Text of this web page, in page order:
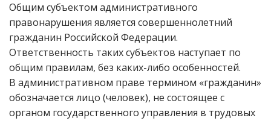
Общим субъектом административного
правонарушения является совершеннолетний
гражданин Российской Федерации.
Ответственность таких субъектов наступает по
общим правилам, без каких-либо особенностей.
В административном праве термином «гражданин»
обозначается лицо (человек), не состоящее с
органом государственного управления в трудовых